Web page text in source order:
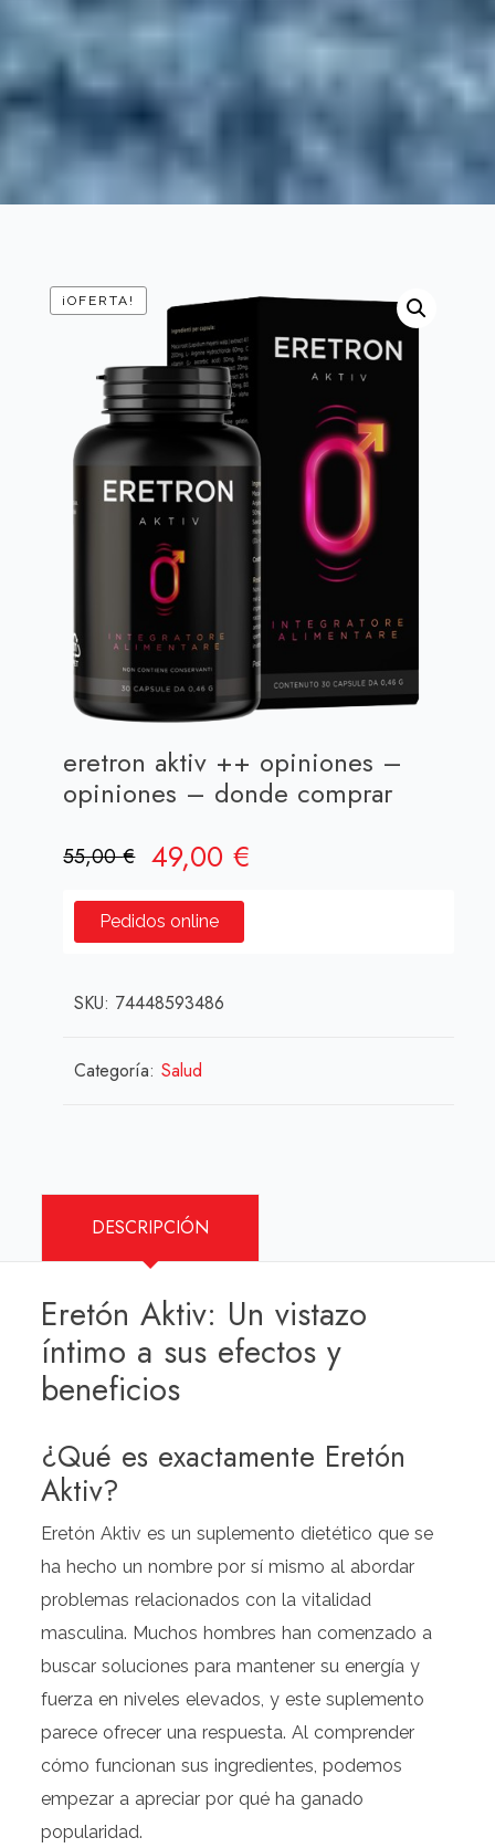
¡OFERTA!
eretron aktiv ++ opiniones –
opiniones – donde comprar
55,00€ El
original
era:
55,00 €.
49,00€
Pedidos online
SKU:74448593486
Categoría:Salud
DESCRIPCIÓN
Eretón Aktiv: Un vistazo
íntimo a sus efectos y
beneficios
¿Qué es exactamente Eretón
Aktiv?
Eretón Aktiv es un suplemento dietético que se
ha hecho un nombre por sí mismo al abordar
problemas relacionados con la vitalidad
masculina. Muchos hombres han comenzado a
buscar soluciones para mantener su energía y
fuerza en niveles elevados, y este suplemento
parece ofrecer una respuesta. Al comprender
cómo funcionan sus ingredientes, podemos
empezar a apreciar por qué ha ganado
popularidad.